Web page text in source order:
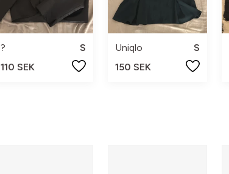
?
S
110 SEK
Uniqlo
S
150 SEK